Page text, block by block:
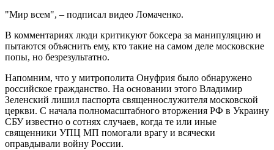
"Мир всем", – подписал видео Ломаченко.
В комментариях люди критикуют боксера за манипуляцию и
пытаются объяснить ему, кто такие на самом деле московские
попы, но безрезультатно.
Напомним, что у митрополита Онуфрия было обнаружено
российское гражданство. На основании этого Владимир
Зеленский лишил паспорта священнослужителя московской
церкви. С начала полномасштабного вторжения РФ в Украину
СБУ известно о сотнях случаев, когда те или иные
священники УПЦ МП помогали врагу и всячески
оправдывали войну России.